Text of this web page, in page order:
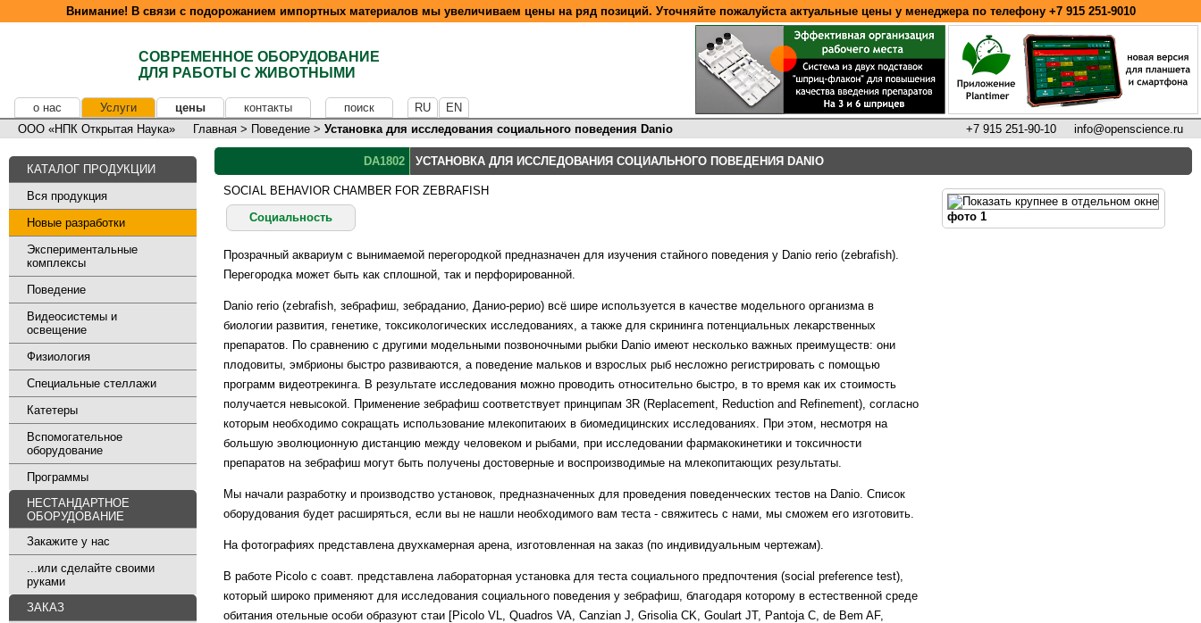
Внимание! В связи с подорожанием импортных материалов мы увеличиваем цены на ряд позиций. Уточняйте пожалуйста актуальные цены у менеджера по телефону +7 915 251-9010
СОВРЕМЕННОЕ ОБОРУДОВАНИЕ
ДЛЯ РАБОТЫ С ЖИВОТНЫМИ
о нас Услуги цены контакты поиск RU
EN
info@openscience.ru
+7 915 251-90-10
ООО «НПК Открытая Наука» Главная > Поведение > Установка для исследования социального поведения Danio
КАТАЛОГ ПРОДУКЦИИ
Вся продукция
Новые разработки
Экспериментальные
комплексы
Поведение
Видеосистемы и
освещение
Физиология
Специальные стеллажи
Катетеры
Вспомогательное
оборудование
Программы
НЕСТАНДАРТНОЕ
ОБОРУДОВАНИЕ
Закажите у нас
...или сделайте своими
руками
ЗАКАЗ
DA1802 УСТАНОВКА ДЛЯ ИССЛЕДОВАНИЯ СОЦИАЛЬНОГО ПОВЕДЕНИЯ DANIO
SOCIAL BEHAVIOR CHAMBER FOR ZEBRAFISH
Социальность
Прозрачный аквариум с вынимаемой перегородкой предназначен для изучения стайного поведения у Danio rerio (zebrafish).
Перегородка может быть как сплошной, так и перфорированной.
Danio rerio (zebrafish, зебрафиш, зебраданио, Данио-рерио) всё шире используется в качестве модельного организма в
биологии развития, генетике, токсикологических исследованиях, а также для скрининга потенциальных лекарственных
препаратов. По сравнению с другими модельными позвоночными рыбки Danio имеют несколько важных преимуществ: они
плодовиты, эмбрионы быстро развиваются, а поведение мальков и взрослых рыб несложно регистрировать с помощью
программ видеотрекинга. В результате исследования можно проводить относительно быстро, в то время как их стоимость
получается невысокой. Применение зебрафиш соответствует принципам 3R (Replacement, Reduction and Refinement), согласно
которым необходимо сокращать использование млекопитаюих в биомедицинских исследованиях. При этом, несмотря на
большую эволюционную дистанцию между человеком и рыбами, при исследовании фармакокинетики и токсичности
препаратов на зебрафиш могут быть получены достоверные и воспроизводимые на млекопитающих результаты.
Мы начали разработку и производство установок, предназначенных для проведения поведенческих тестов на Danio. Список
оборудования будет расширяться, если вы не нашли необходимого вам теста - свяжитесь с нами, мы сможем его изготовить.
На фотографиях представлена двухкамерная арена, изготовленная на заказ (по индивидуальным чертежам).
В работе Picolo с соавт. представлена лабораторная установка для теста социального предпочтения (social preference test),
который широко применяют для исследования социального поведения у зебрафиш, благодаря которому в естественной среде
обитания отельные особи образуют стаи [Picolo VL, Quadros VA, Canzian J, Grisolia CK, Goulart JT, Pantoja C, de Bem AF,
фото 1